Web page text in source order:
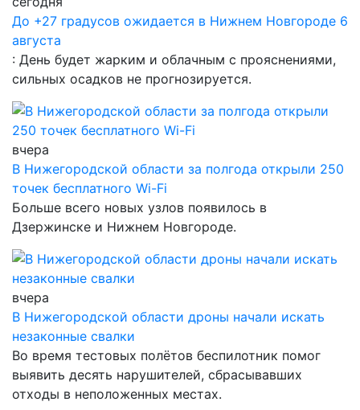
До +27 градусов ожидается в Нижнем Новгороде 6
августа
: День будет жарким и облачным с прояснениями,
сильных осадков не прогнозируется.
вчера
В Нижегородской области за полгода открыли 250
точек бесплатного Wi-Fi
Больше всего новых узлов появилось в
Дзержинске и Нижнем Новгороде.
вчера
В Нижегородской области дроны начали искать
незаконные свалки
Во время тестовых полётов беспилотник помог
выявить десять нарушителей, сбрасывавших
отходы в неположенных местах.